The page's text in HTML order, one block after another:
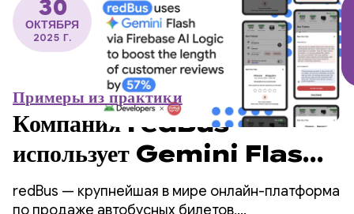
30
ОКТЯБРЯ
2025 Г.
Примеры из практики
Компания redBus
использует Gemini Flash
через Firebase AI Logic
redBus — крупнейшая в мире онлайн-платформа
по продаже автобусных билетов,